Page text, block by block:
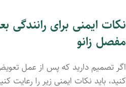
نکات ایمنی برای
مفصل زانو
اگر تصمیم دارید که پس از عمل
کنید، باید نکات ایمنی زیر را رعایت